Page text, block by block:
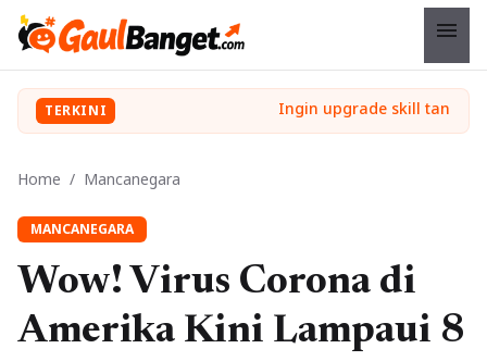
menu
TERKINI
Home / Mancanegara
MANCANEGARA
Wow! Virus Corona di
Amerika Kini Lampaui 8